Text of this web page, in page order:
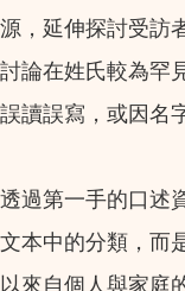
源，延伸探討受訪
討論在姓氏較為罕
誤讀誤寫，或因名
透過第一手的口述
文本中的分類，而
以來自個人與家庭